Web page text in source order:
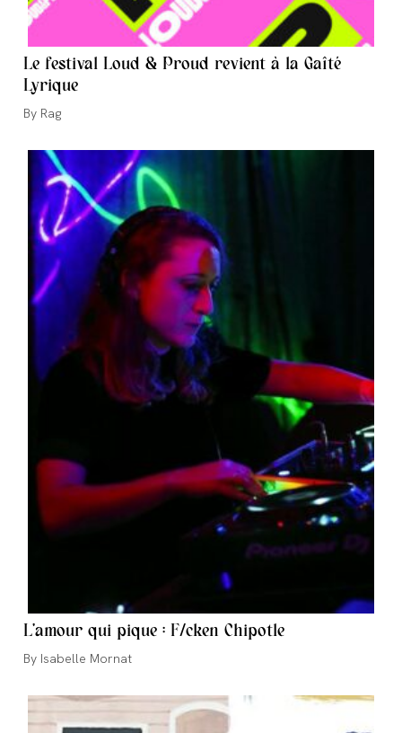
Le festival Loud & Proud revient à la Gaîté
Lyrique
Auteur/autrice
la
publication :
Rag
L’amour qui pique : F/cken Chipotle
Auteur/autrice
la
publication :
Isabelle Mornat